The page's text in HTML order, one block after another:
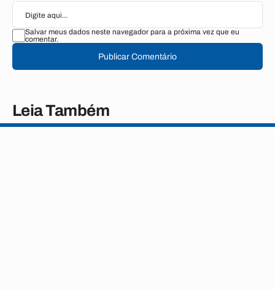
Salvar meus dados neste navegador para a próxima vez que eu
comentar.
Publicar Comentário
Leia Também